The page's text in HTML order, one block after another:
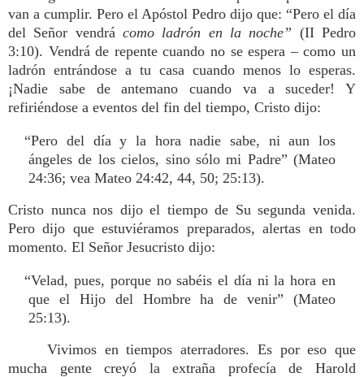
van a cumplir. Pero el Apóstol Pedro dijo que: “Pero el día
del Señor vendrá como ladrón en la noche” (II Pedro
3:10). Vendrá de repente cuando no se espera – como un
ladrón entrándose a tu casa cuando menos lo esperas.
¡Nadie sabe de antemano cuando va a suceder! Y
refiriéndose a eventos del fin del tiempo, Cristo dijo:
“Pero del día y la hora nadie sabe, ni aun los
ángeles de los cielos, sino sólo mi Padre” (Mateo
24:36; vea Mateo 24:42, 44, 50; 25:13).
Cristo nunca nos dijo el tiempo de Su segunda venida.
Pero dijo que estuviéramos preparados, alertas en todo
momento. El Señor Jesucristo dijo:
“Velad, pues, porque no sabéis el día ni la hora en
que el Hijo del Hombre ha de venir” (Mateo
25:13).
Vivimos en tiempos aterradores. Es por eso que
mucha gente creyó la extraña profecía de Harold